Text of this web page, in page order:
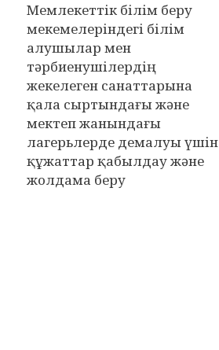
Мемлекеттік білім беру
мекемелеріндегі білім
алушылар мен
тәрбиенушілердің
жекелеген санаттарына
қала сыртындағы және
мектеп жанындағы
лагерьлерде демалуы үшін
құжаттар қабылдау және
жолдама беру